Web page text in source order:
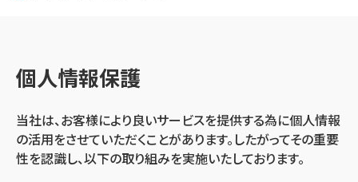
個人情報保護
当社は、お客様により良いサービスを提供する為に個人情報
の活用をさせていただくことがあります。したがってその重要
性を認識し、以下の取り組みを実施いたしております。